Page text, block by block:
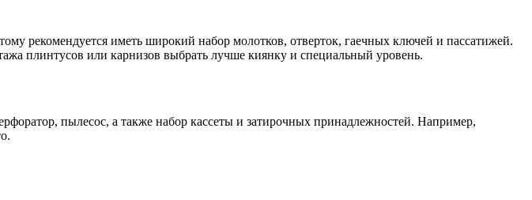
рекомендуется иметь широкий набор молотков, отверток, гаечных ключей и пассатижей.
плинтусов или карнизов выбрать лучше киянку и специальный уровень.
пылесос, а также набор кассеты и затирочных принадлежностей. Например,